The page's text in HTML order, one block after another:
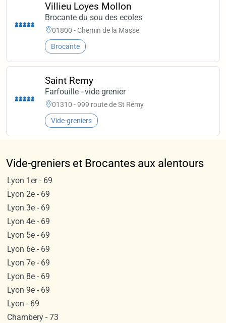
Villieu Loyes Mollon
Brocante du sou des ecoles
01800 - Chemin de la Masse
Brocante
Saint Remy
Farfouille - vide grenier
01310 - 999 route de St Rémy
Vide-greniers
Vide-greniers et Brocantes aux alentours
Lyon 1er - 69
Lyon 2e - 69
Lyon 3e - 69
Lyon 4e - 69
Lyon 5e - 69
Lyon 6e - 69
Lyon 7e - 69
Lyon 8e - 69
Lyon 9e - 69
Lyon - 69
Chambery - 73